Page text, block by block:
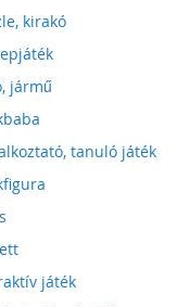
kirakó
jármű
tanuló játék
játék